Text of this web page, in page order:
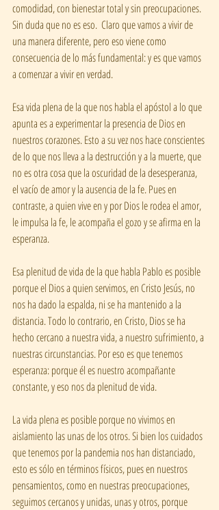
comodidad, con bienestar total y sin preocupaciones.
Sin duda que no es eso.  Claro que vamos a vivir de
una manera diferente, pero eso viene como
consecuencia de lo más fundamental: y es que vamos
a comenzar a vivir en verdad.
Esa vida plena de la que nos habla el apóstol a lo que
apunta es a experimentar la presencia de Dios en
nuestros corazones. Esto a su vez nos hace conscientes
de lo que nos lleva a la destrucción y a la muerte, que
no es otra cosa que la oscuridad de la desesperanza,
el vacío de amor y la ausencia de la fe. Pues en
contraste, a quien vive en y por Dios le rodea el amor,
le impulsa la fe, le acompaña el gozo y se afirma en la
esperanza.
Esa plenitud de vida de la que habla Pablo es posible
porque el Dios a quien servimos, en Cristo Jesús, no
nos ha dado la espalda, ni se ha mantenido a la
distancia. Todo lo contrario, en Cristo, Dios se ha
hecho cercano a nuestra vida, a nuestro sufrimiento, a
nuestras circunstancias. Por eso es que tenemos
esperanza: porque él es nuestro acompañante
constante, y eso nos da plenitud de vida.
La vida plena es posible porque no vivimos en
aislamiento las unas de los otros. Si bien los cuidados
que tenemos por la pandemia nos han distanciado,
esto es sólo en términos físicos, pues en nuestros
pensamientos, como en nuestras preocupaciones,
seguimos cercanos y unidas, unas y otros, porque